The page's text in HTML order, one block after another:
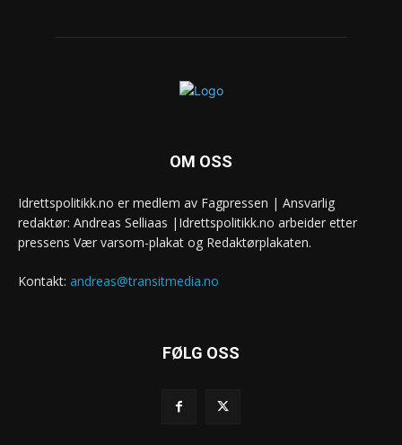
OM OSS
Idrettspolitikk.no er medlem av Fagpressen | Ansvarlig
redaktør: Andreas Selliaas |Idrettspolitikk.no arbeider etter
pressens Vær varsom-plakat og Redaktørplakaten.
Kontakt: andreas@transitmedia.no
FØLG OSS